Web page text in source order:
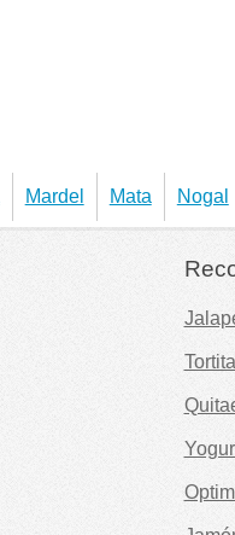
Mardel Mata Nogal